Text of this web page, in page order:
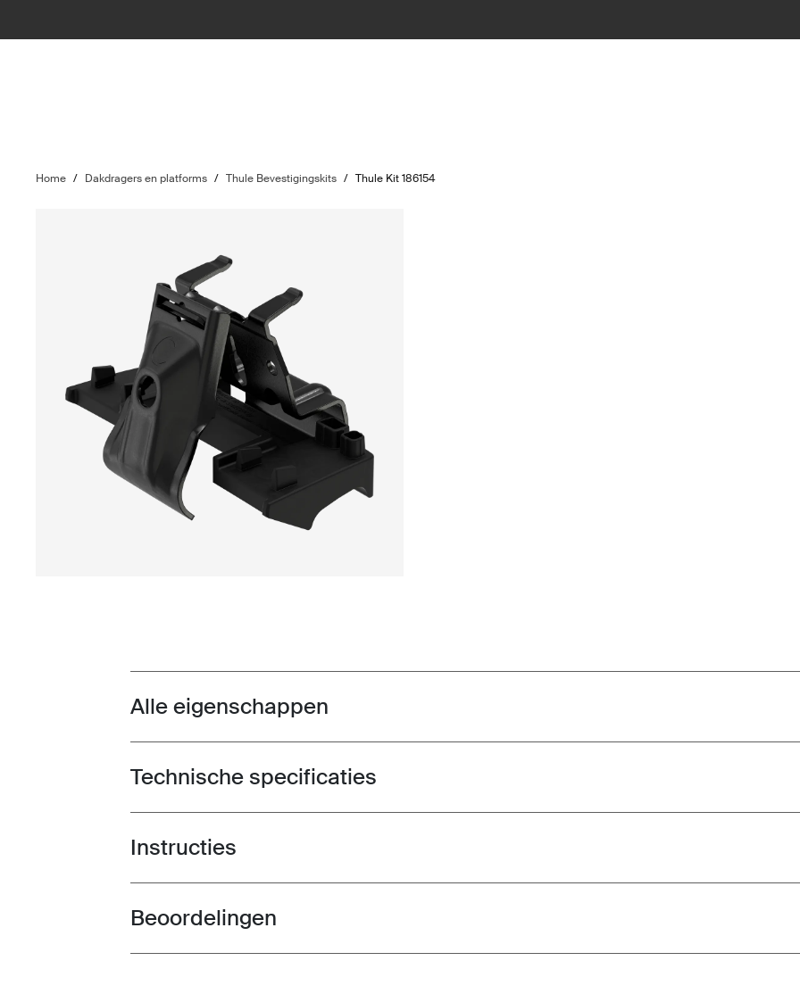
Home / Dakdragers en platforms / Thule Bevestigingskits / Thule Kit 186154
Toggle features
Alle eigenschappen
Toggle techspec
Technische specificaties
Toggle guides and instructions
Instructies
Toggle overview
Beoordelingen